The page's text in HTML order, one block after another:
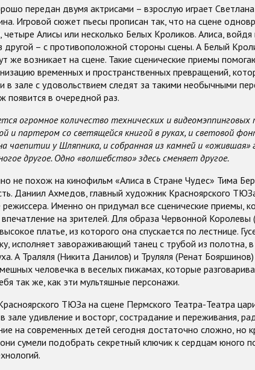
передан двумя актрисами – взрослую играет Светлана
Игровой сюжет пьесы прописан так, что на сцене
четыре Алисы или несколько Белых Кроликов. Алиса, войдя
другой – с противоположной стороны сцены. А Белый
же возникает на сцене. Такие сценические приемы
временных и пространственных превращений,
в зале с удовольствием следят за такими необычными
появится в очередной раз.
огромное количество технических и
и партером со светящейся книгой в руках, и световой
чаепитии у Шляпника, и собранная из камней и «ожившая»
другое. Одно «волшебство» здесь сменяет другое.
не похож на кинофильм «Алиса в Стране Чудес» Тима
Даниил Ахмедов, главный художник Красноярского
режиссера. Именно он придумал все сценические приемы,
на зрителей. Для образа Червонной Королевы
платье, из которого она спускается по лестнице.
исполняет завораживающий танец с трубой из полотна,
А Траляля (Никита Данилов) и Труляля (Ренат
человечка в веселых пижамах, которые
так же, как эти мультяшные персонажи.
ТЮЗа на сцене Пермского Театра-Театра
зале удивление и восторг, сострадание и переживания,
на современных детей сегодня достаточно сложно, но
сумели подобрать секретный ключик к сердцам юного